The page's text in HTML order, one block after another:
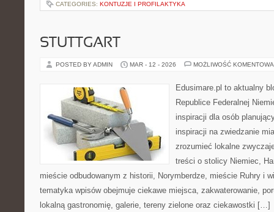
CATEGORIES: KONTUZJE I PROFILAKTYKA
STUTTGART
POSTED BY ADMIN MAR - 12 - 2026 MOŻLIWOŚĆ
Edusimare.pl to aktualny
Republice Federalnej
inspiracji dla osób
inspiracji na zwiedzanie
zrozumieć lokalne
treści o stolicy Niemiec,
mieście odbudowanym z historii, Norymberdze, mieście Ruhry i
tematyka wpisów obejmuje ciekawe miejsca, zakwaterowanie,
lokalną gastronomię, galerie, tereny zielone oraz ciekawostki […]